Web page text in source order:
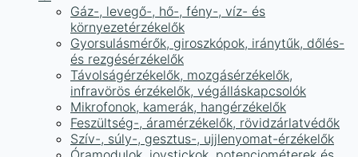
Gáz-, levegő-, hő-, fény-, víz- és
környezetérzékelők
Gyorsulásmérők, giroszkópok, iránytűk, dőlés-
és rezgésérzékelők
Távolságérzékelők, mozgásérzékelők,
infravörös érzékelők, végálláskapcsolók
Mikrofonok, kamerák, hangérzékelők
Feszültség-, áramérzékelők, rövidzárlatvédők
Szív-, súly-, gesztus-, ujjlenyomat-érzékelők